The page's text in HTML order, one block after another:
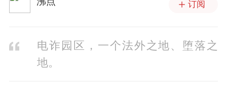
订阅
电诈园区，一个法外之地、堕落之
地。